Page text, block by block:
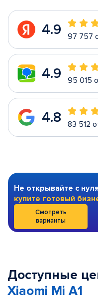
4.9 97 757
4.9 95 015
4.8 83 512
Не открывайте с
купите готовый
Смотреть
варианты
Доступные
Xiaomi Mi A1